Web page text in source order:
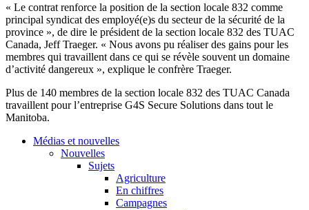
« Le contrat renforce la position de la section locale 832 comme
principal syndicat des employé(e)s du secteur de la sécurité de la
province », de dire le président de la section locale 832 des TUAC
Canada, Jeff Traeger. « Nous avons pu réaliser des gains pour les
membres qui travaillent dans ce qui se révèle souvent un domaine
d’activité dangereux », explique le confrère Traeger.
Plus de 140 membres de la section locale 832 des TUAC Canada
travaillent pour l’entreprise G4S Secure Solutions dans tout le
Manitoba.
Médias et nouvelles
Nouvelles
Sujets
Agriculture
En chiffres
Campagnes